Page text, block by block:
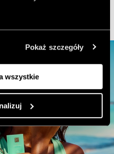
Pokaż szczegóły
wszystkie